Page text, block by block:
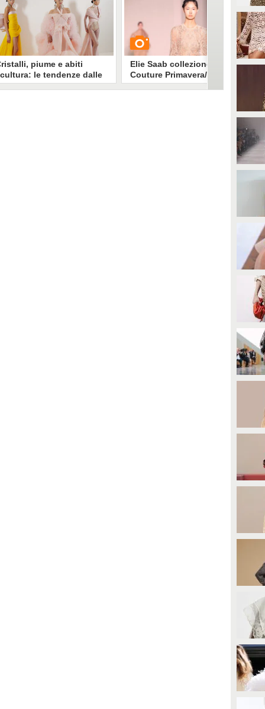
sfilate di Parigi si sono
lasciandoci negli occhi
da sogno: in attesa di
sul red carpet, ecco gli
d'Alta Moda
Estate 2023 di cui
piume e abiti
le tendenze dalle
Haute Couture di
10199 • diStile e trend
Elie Saab collezione Haute
Couture Primavera/Estate
2023